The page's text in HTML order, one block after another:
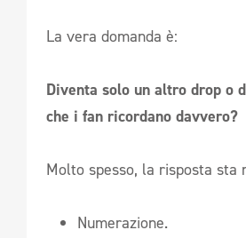
La vera domanda è:
Diventa solo un altro drop o
che i fan ricordano davvero?
Molto spesso, la risposta sta
Numerazione.